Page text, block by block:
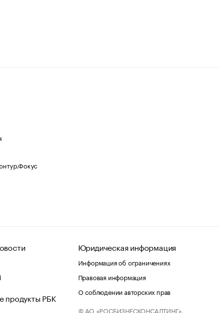
продукты РБК
Юридическая информация
Информация об ограничениях
Правовая информация
О соблюдении авторских прав
© АО «РОСБИЗНЕСКОНСАЛТИНГ»,